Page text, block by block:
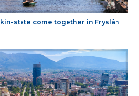
state come together in Fryslân